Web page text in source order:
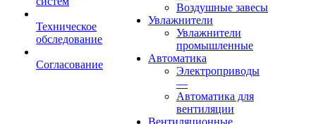
Техническое
обследование
Согласование
Воздушные завесы
Увлажнители
Увлажнители
промышленные
Автоматика
Электроприводы
—
Автоматика для
вентиляции
Вентиляционные